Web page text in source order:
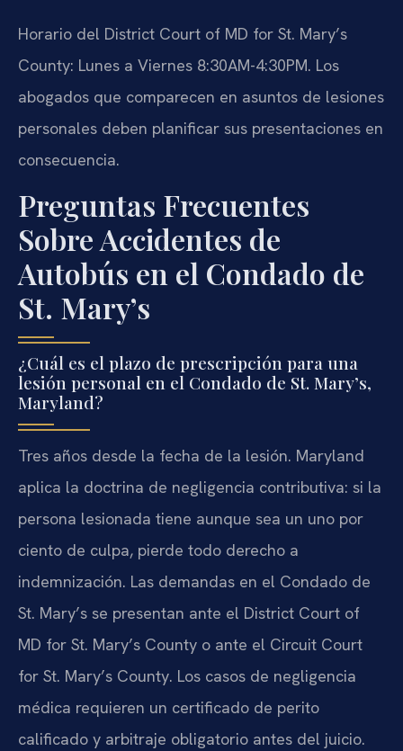
Horario del District Court of MD for St. Mary’s
County: Lunes a Viernes 8:30AM-4:30PM. Los
abogados que comparecen en asuntos de lesiones
personales deben planificar sus presentaciones en
consecuencia.
Preguntas Frecuentes
Sobre Accidentes de
Autobús en el Condado de
St. Mary’s
¿Cuál es el plazo de prescripción para una
lesión personal en el Condado de St. Mary’s,
Maryland?
Tres años desde la fecha de la lesión. Maryland
aplica la doctrina de negligencia contributiva: si la
persona lesionada tiene aunque sea un uno por
ciento de culpa, pierde todo derecho a
indemnización. Las demandas en el Condado de
St. Mary’s se presentan ante el District Court of
MD for St. Mary’s County o ante el Circuit Court
for St. Mary’s County. Los casos de negligencia
médica requieren un certificado de perito
calificado y arbitraje obligatorio antes del juicio.